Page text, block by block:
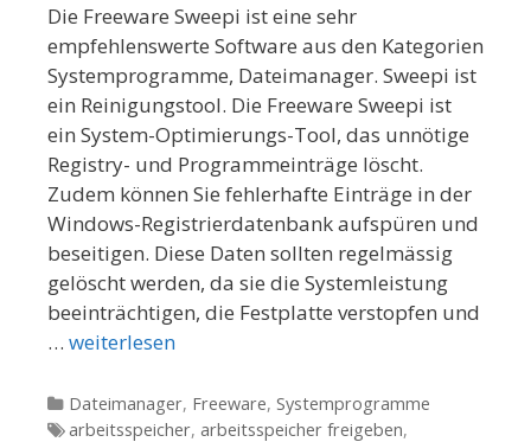
Die Freeware Sweepi ist eine sehr
empfehlenswerte Software aus den Kategorien
Systemprogramme, Dateimanager. Sweepi ist
ein Reinigungstool. Die Freeware Sweepi ist
ein System-Optimierungs-Tool, das unnötige
Registry- und Programmeinträge löscht.
Zudem können Sie fehlerhafte Einträge in der
Windows-Registrierdatenbank aufspüren und
beseitigen. Diese Daten sollten regelmässig
gelöscht werden, da sie die Systemleistung
beeinträchtigen, die Festplatte verstopfen und
… weiterlesen
Kategorien
Dateimanager, Freeware, Systemprogramme
Tags
arbeitsspeicher, arbeitsspeicher freigeben,